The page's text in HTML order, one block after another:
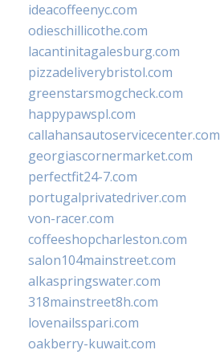
ideacoffeenyc.com
odieschillicothe.com
lacantinitagalesburg.com
pizzadeliverybristol.com
greenstarsmogcheck.com
happypawspl.com
callahansautoservicecenter.com
georgiascornermarket.com
perfectfit24-7.com
portugalprivatedriver.com
von-racer.com
coffeeshopcharleston.com
salon104mainstreet.com
alkaspringswater.com
318mainstreet8h.com
lovenailsspari.com
oakberry-kuwait.com